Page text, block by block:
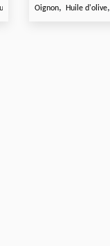
Coriandre séche
Oignon, Huile d'olive,